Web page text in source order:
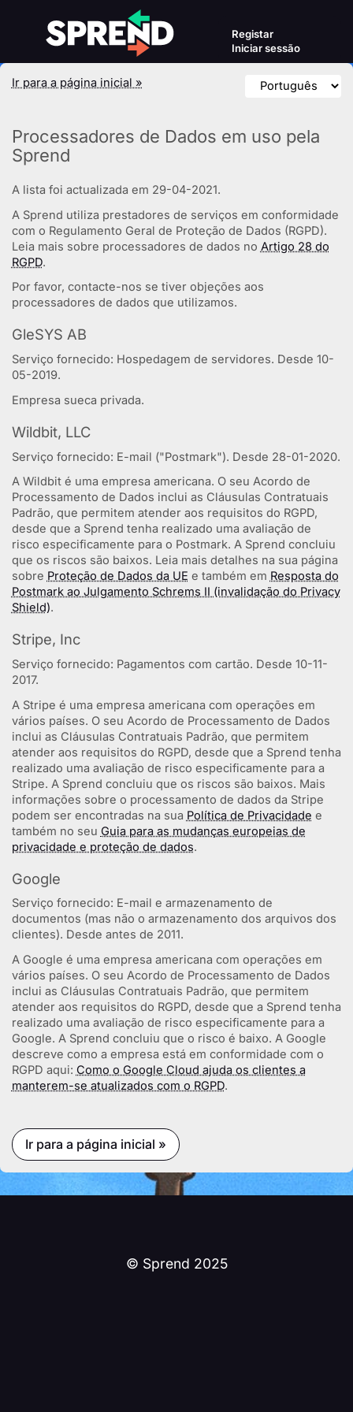
Registar
Iniciar sessão
Ir para a página inicial »
Processadores de Dados em uso pela
Sprend
A lista foi actualizada em 29-04-2021.
A Sprend utiliza prestadores de serviços em conformidade
com o Regulamento Geral de Proteção de Dados (RGPD).
Leia mais sobre processadores de dados no Artigo 28 do
RGPD.
Por favor, contacte-nos se tiver objeções aos
processadores de dados que utilizamos.
GleSYS AB
Serviço fornecido: Hospedagem de servidores. Desde 10-
05-2019.
Empresa sueca privada.
Wildbit, LLC
Serviço fornecido: E-mail ("Postmark"). Desde 28-01-2020.
A Wildbit é uma empresa americana. O seu Acordo de
Processamento de Dados inclui as Cláusulas Contratuais
Padrão, que permitem atender aos requisitos do RGPD,
desde que a Sprend tenha realizado uma avaliação de
risco especificamente para o Postmark. A Sprend concluiu
que os riscos são baixos. Leia mais detalhes na sua página
sobre Proteção de Dados da UE e também em Resposta do
Postmark ao Julgamento Schrems II (invalidação do Privacy
Shield).
Stripe, Inc
Serviço fornecido: Pagamentos com cartão. Desde 10-11-
2017.
A Stripe é uma empresa americana com operações em
vários países. O seu Acordo de Processamento de Dados
inclui as Cláusulas Contratuais Padrão, que permitem
atender aos requisitos do RGPD, desde que a Sprend tenha
realizado uma avaliação de risco especificamente para a
Stripe. A Sprend concluiu que os riscos são baixos. Mais
informações sobre o processamento de dados da Stripe
podem ser encontradas na sua Política de Privacidade e
também no seu Guia para as mudanças europeias de
privacidade e proteção de dados.
Google
Serviço fornecido: E-mail e armazenamento de
documentos (mas não o armazenamento dos arquivos dos
clientes). Desde antes de 2011.
A Google é uma empresa americana com operações em
vários países. O seu Acordo de Processamento de Dados
inclui as Cláusulas Contratuais Padrão, que permitem
atender aos requisitos do RGPD, desde que a Sprend tenha
realizado uma avaliação de risco especificamente para a
Google. A Sprend concluiu que o risco é baixo. A Google
descreve como a empresa está em conformidade com o
RGPD aqui: Como o Google Cloud ajuda os clientes a
manterem-se atualizados com o RGPD.
Ir para a página inicial »
© Sprend 2025